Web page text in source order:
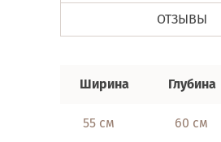
ОТЗЫВЫ
Ширина Глубина
55 см 60 см